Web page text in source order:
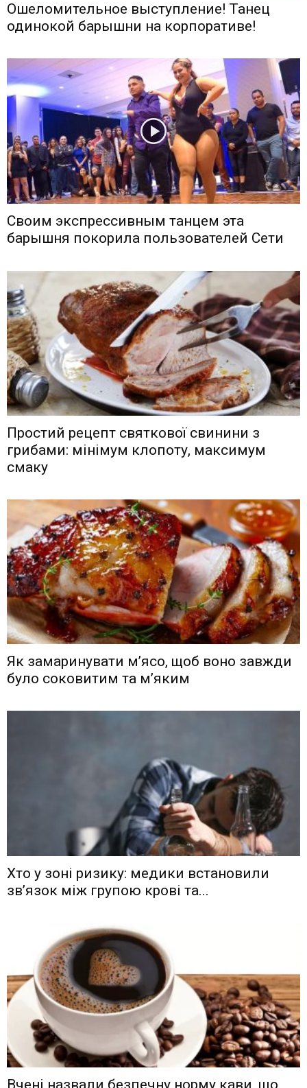
Ошеломительное выступление! Танец
одинокой барышни на корпоративе!
Своим экспрессивным танцем эта
барышня покорила пользователей Сети
Простий рецепт святкової свинини з
грибами: мінімум клопоту, максимум
смаку
Як замаринувати м’ясо, щоб воно завжди
було соковитим та м’яким
Хто у зоні ризику: медики встановили
зв’язок між групою крові та...
Вчені назвали безпечну норму кави, що